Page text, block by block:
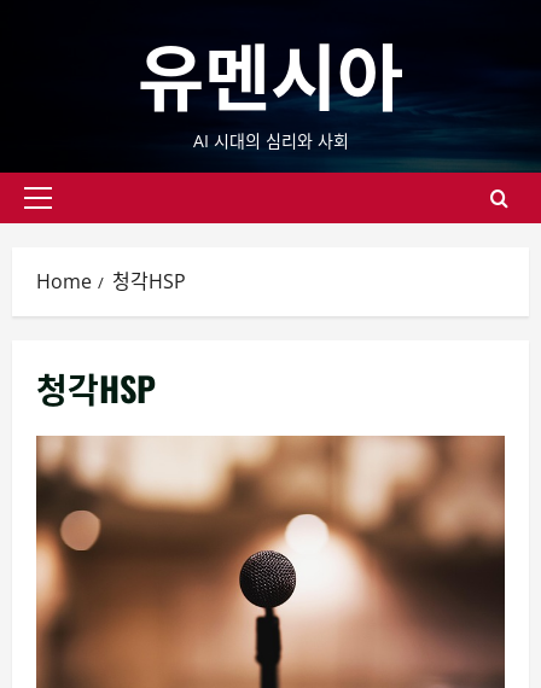
유멘시아
AI 시대의 심리와 사회
Primary
Home 청각HSP
청각HSP